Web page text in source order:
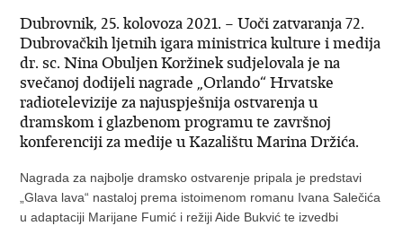
Dubrovnik, 25. kolovoza 2021. – Uoči zatvaranja 72.
Dubrovačkih ljetnih igara ministrica kulture i medija
dr. sc. Nina Obuljen Koržinek sudjelovala je na
svečanoj dodijeli nagrade „Orlando“ Hrvatske
radiotelevizije za najuspješnija ostvarenja u
dramskom i glazbenom programu te završnoj
konferenciji za medije u Kazalištu Marina Držića.
Nagrada za najbolje dramsko ostvarenje pripala je predstavi
„Glava lava“ nastaloj prema istoimenom romanu Ivana Salečića
u adaptaciji Marijane Fumić i režiji Aide Bukvić te izvedbi